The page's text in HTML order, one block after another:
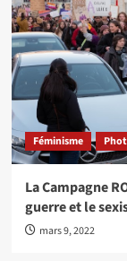
Féminisme
La Campagne
guerre et le
mars 9, 2022